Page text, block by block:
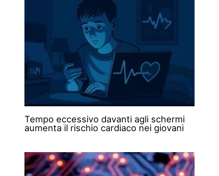
Tempo eccessivo davanti agli schermi
aumenta il rischio cardiaco nei giovani